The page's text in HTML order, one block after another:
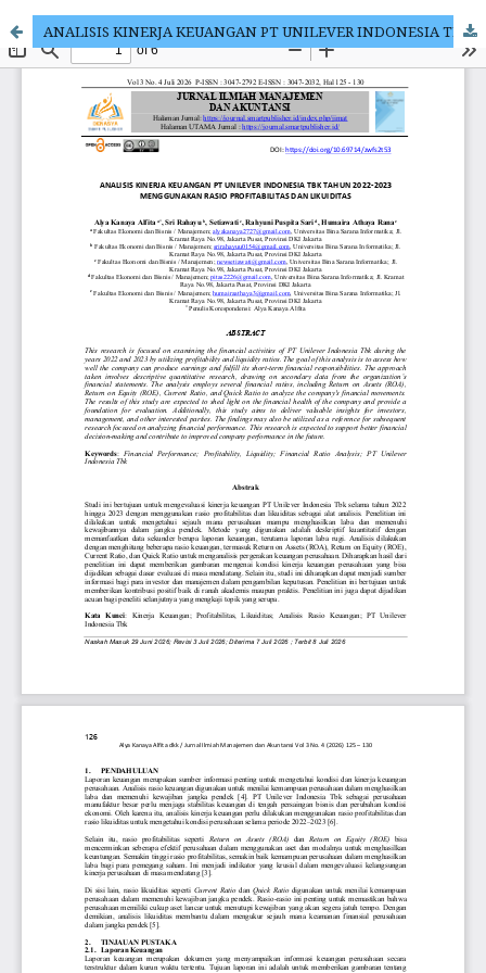
ANALISIS KINERJA KEUANGAN PT UNILEVER INDONESIA TBK TAHUN 2022-2023 MENGGUNAKAN RASIO PROFITABILITAS DAN LIKUIDITAS